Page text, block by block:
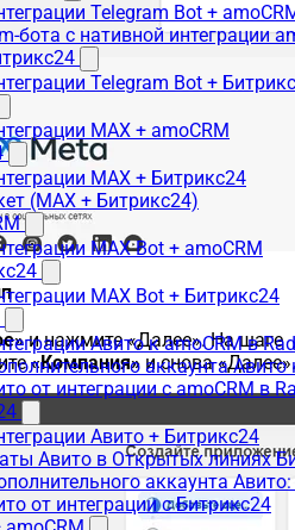
Telegram Bot +
бота с нативной интеграции
Telegram Bot +
MAX + amoCRM
MAX + Битрикс24
(MAX + Битрикс24)
MAX Bot + amoCRM
MAX Bot + Битрикс24
Авито к amoCRM в
аккаунта Авито
от интеграции с amoCRM в
Авито + Битрикс24
Авито в Открытых линиях
аккаунта
от интеграции с Битрикс24
и нажмите «Далее». На шаге
«Компания» и снова «Далее».